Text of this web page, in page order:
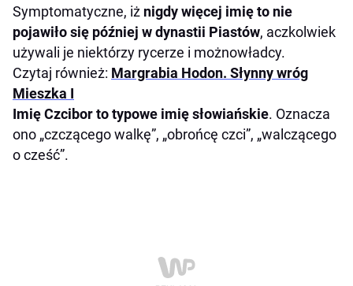
Symptomatyczne, iż nigdy więcej imię to nie
pojawiło się później w dynastii Piastów, aczkolwiek
używali je niektórzy rycerze i możnowładcy.
Czytaj również: Margrabia Hodon. Słynny wróg
Mieszka I
Imię Czcibor to typowe imię słowiańskie. Oznacza
ono „czczącego walkę”, „obrońcę czci”, „walczącego
o cześć”.